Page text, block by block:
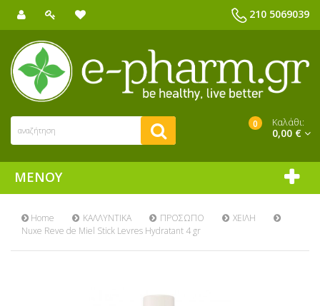
210 5069039
0 Καλάθι:
0,00 €
ΜΕΝΟΎ
Home ΚΑΛΛΥΝΤΙΚΑ ΠΡΟΣΩΠΟ
ΧΕΙΛΗ
Nuxe Reve de Miel Stick Levres Hydratant 4 gr